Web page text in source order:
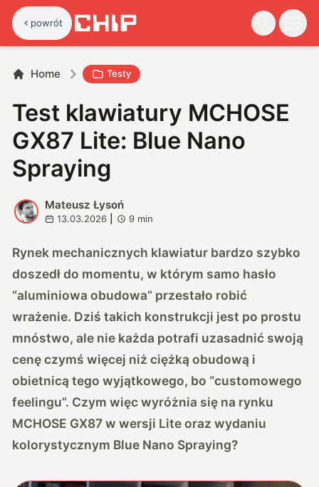
powrót
Home Testy
Test klawiatury MCHOSE
GX87 Lite: Blue Nano
Spraying
M
Mateusz Łysoń
13.03.2026 9 min
Rynek mechanicznych klawiatur bardzo szybko
doszedł do momentu, w którym samo hasło
“aluminiowa obudowa” przestało robić
wrażenie. Dziś takich konstrukcji jest po prostu
mnóstwo, ale nie każda potrafi uzasadnić swoją
cenę czymś więcej niż ciężką obudową i
obietnicą tego wyjątkowego, bo “customowego
feelingu”. Czym więc wyróżnia się na rynku
MCHOSE GX87 w wersji Lite oraz wydaniu
kolorystycznym Blue Nano Spraying?